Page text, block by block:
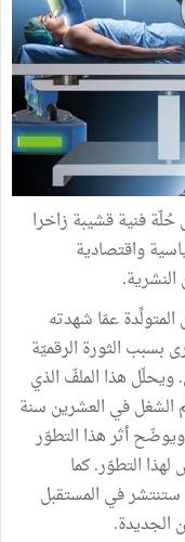
فنية قشيبة زاخرا
واقتصادية
عمّا شهدته
بسبب الثورة الرقميّة
ويحلّل هذا الملفّ الذي
الشغل في العشرين سنة
أثر هذا التطوّر
التطوّر. كما
في المستقبل
الجديدة.